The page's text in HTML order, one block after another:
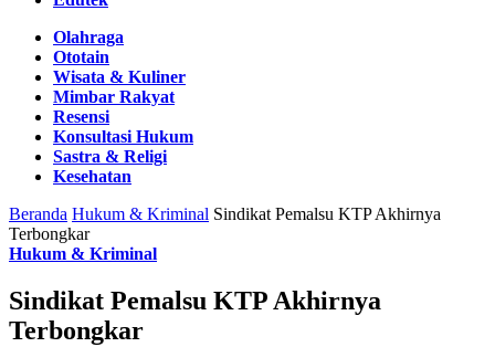
Olahraga
Ototain
Wisata & Kuliner
Mimbar Rakyat
Resensi
Konsultasi Hukum
Sastra & Religi
Kesehatan
Beranda Hukum & Kriminal Sindikat Pemalsu KTP Akhirnya
Terbongkar
Hukum & Kriminal
Sindikat Pemalsu KTP Akhirnya
Terbongkar